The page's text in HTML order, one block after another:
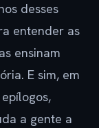
desses
entender as
ensinam
E sim, em
a gente a